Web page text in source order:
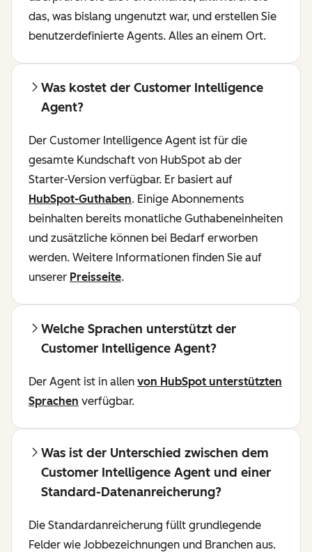
das, was bislang ungenutzt war, und erstellen Sie
benutzerdefinierte Agents. Alles an einem Ort.
Was kostet der Customer Intelligence
Agent?
Der Customer Intelligence Agent ist für die
gesamte Kundschaft von HubSpot ab der
Starter-Version verfügbar. Er basiert auf
HubSpot-Guthaben. Einige Abonnements
beinhalten bereits monatliche Guthabeneinheiten
und zusätzliche können bei Bedarf erworben
werden. Weitere Informationen finden Sie auf
unserer Preisseite.
Welche Sprachen unterstützt der
Customer Intelligence Agent?
Der Agent ist in allen von HubSpot unterstützten
Sprachen verfügbar.
Was ist der Unterschied zwischen dem
Customer Intelligence Agent und einer
Standard-Datenanreicherung?
Die Standardanreicherung füllt grundlegende
Felder wie Jobbezeichnungen und Branchen aus.